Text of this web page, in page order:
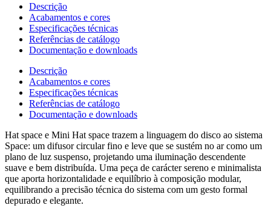
Descrição
Acabamentos e cores
Especificações técnicas
Referências de catálogo
Documentação e downloads
Descrição
Acabamentos e cores
Especificações técnicas
Referências de catálogo
Documentação e downloads
Hat space e Mini Hat space trazem a linguagem do disco ao sistema
Space: um difusor circular fino e leve que se sustém no ar como um
plano de luz suspenso, projetando uma iluminação descendente
suave e bem distribuída. Uma peça de carácter sereno e minimalista
que aporta horizontalidade e equilíbrio à composição modular,
equilibrando a precisão técnica do sistema com um gesto formal
depurado e elegante.